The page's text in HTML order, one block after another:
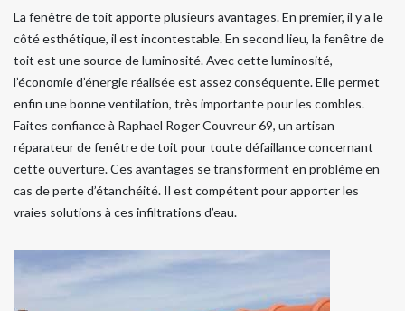
La fenêtre de toit apporte plusieurs avantages. En premier, il y a le
côté esthétique, il est incontestable. En second lieu, la fenêtre de
toit est une source de luminosité. Avec cette luminosité,
l’économie d’énergie réalisée est assez conséquente. Elle permet
enfin une bonne ventilation, très importante pour les combles.
Faites confiance à Raphael Roger Couvreur 69, un artisan
réparateur de fenêtre de toit pour toute défaillance concernant
cette ouverture. Ces avantages se transforment en problème en
cas de perte d’étanchéité. Il est compétent pour apporter les
vraies solutions à ces infiltrations d’eau.